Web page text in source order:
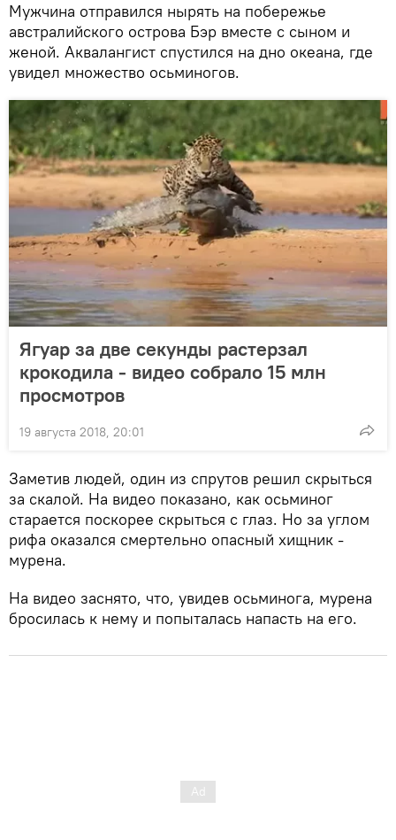
Мужчина отправился нырять на побережье
австралийского острова Бэр вместе с сыном и
женой. Аквалангист спустился на дно океана, где
увидел множество осьминогов.
Ягуар за две секунды растерзал
крокодила - видео собрало 15 млн
просмотров
19 августа 2018, 20:01
Заметив людей, один из спрутов решил скрыться
за скалой. На видео показано, как осьминог
старается поскорее скрыться с глаз. Но за углом
рифа оказался смертельно опасный хищник -
мурена.
На видео заснято, что, увидев осьминога, мурена
бросилась к нему и попыталась напасть на его.